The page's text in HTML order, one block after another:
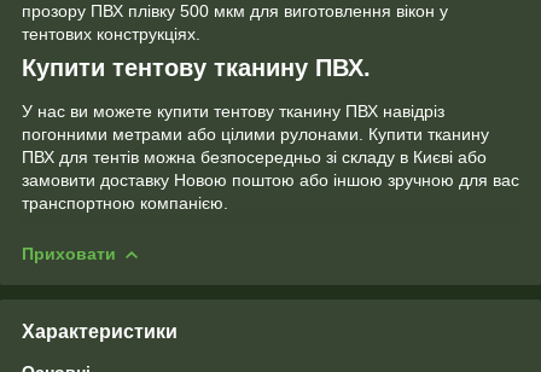
прозору ПВХ плівку 500 мкм для виготовлення вікон у
тентових конструкціях.
Купити тентову тканину ПВХ.
У нас ви можете купити тентову тканину ПВХ навідріз
погонними метрами або цілими рулонами. Купити тканину
ПВХ для тентів можна безпосередньо зі складу в Києві або
замовити доставку Новою поштою або іншою зручною для вас
транспортною компанією.
Приховати
Характеристики